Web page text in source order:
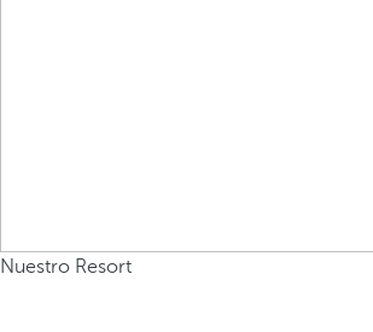
Nuestro Resort